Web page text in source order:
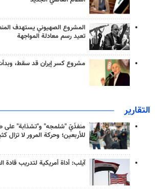
المشروع الصهيوني يستهدف
تعيد رسم معادلة المواجهة
مشروع كسر إيران قد سقط،
التقارير
منفذَيّ "شلمجه" و"تشذابة" على
للأربعين؛ وحركة المرور لا تزال
آيلب: أداة أمريكية لتدريب قادة